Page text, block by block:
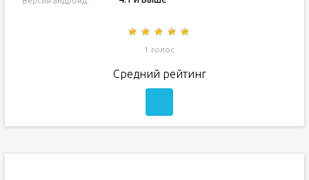
1 голос
Средний рейтинг